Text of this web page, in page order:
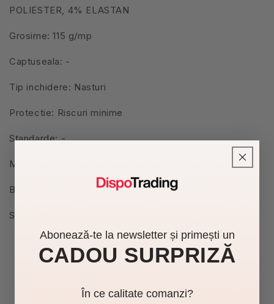
POLIESTER, 4% ELASTAN
Grosime: 115 g/mp
Captuseala: -
Tip inchidere: Nasturi
Protectie: Riscuri minime
Standarde: -
Model: 405017S
Buzunare: 0
Sezonalitate: All season
Cumpărate frecvent împreună
Abonează-te la newsletter și primești un
CADOU SURPRIZĂ
În ce calitate comanzi?